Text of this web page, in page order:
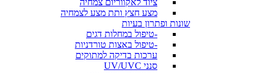
מצע חצץ ותת מצע לצמחיה
שונות ופתרון בעיות
-טיפול במחלות דגים
-טיפול באצות טורדניות
ערכות בדיקה למתוקים
סנני UV/UVC